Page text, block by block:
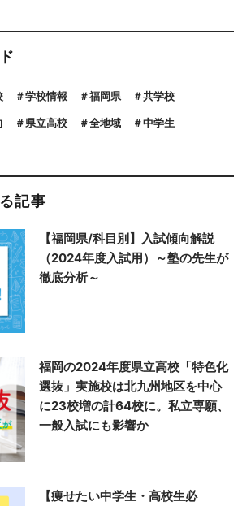
学校情報 福岡県 共学校
県立高校 全地域 中学生
記事
【福岡県/科目別】入試傾向解説
（2024年度入試用）～塾の先生が
徹底分析～
福岡の2024年度県立高校「特色化
選抜」実施校は北九州地区を中心
に23校増の計64校に。私立専願、
一般入試にも影響か
【痩せたい中学生・高校生必